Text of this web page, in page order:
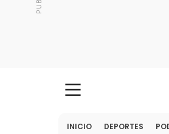
INICIO DEPORTES